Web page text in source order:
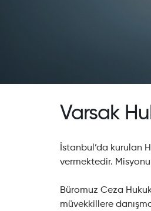
Varsak
İstanbul’da kurulan
vermektedir.
Büromuz Ceza
müvekkillere